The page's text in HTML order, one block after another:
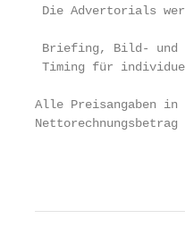
Die Advertorials
Briefing, Bild- und
Timing für
Alle Preisangaben in
Nettorechnungsbetrag